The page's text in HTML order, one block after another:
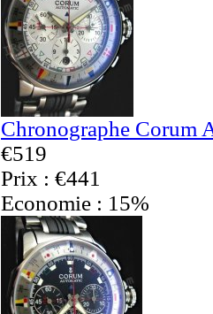
Chronographe Corum
€519
Prix : €441
Economie : 15%